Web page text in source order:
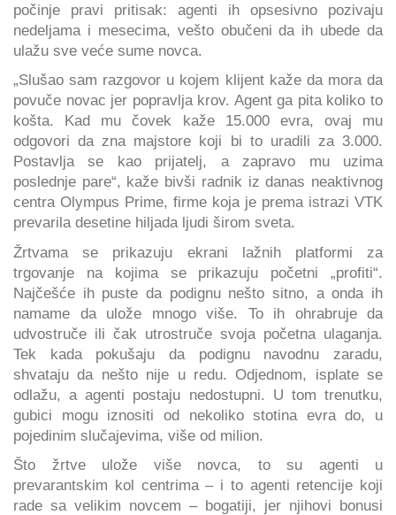
počinje pravi pritisak: agenti ih opsesivno pozivaju
nedeljama i mesecima, vešto obučeni da ih ubede da
ulažu sve veće sume novca.
„Slušao sam razgovor u kojem klijent kaže da mora da
povuče novac jer popravlja krov. Agent ga pita koliko to
košta. Kad mu čovek kaže 15.000 evra, ovaj mu
odgovori da zna majstore koji bi to uradili za 3.000.
Postavlja se kao prijatelj, a zapravo mu uzima
poslednje pare“, kaže bivši radnik iz danas neaktivnog
centra Olympus Prime, firme koja je prema istrazi VTK
prevarila desetine hiljada ljudi širom sveta.
Žrtvama se prikazuju ekrani lažnih platformi za
trgovanje na kojima se prikazuju početni „profiti“.
Najčešće ih puste da podignu nešto sitno, a onda ih
namame da ulože mnogo više. To ih ohrabruje da
udvostruče ili čak utrostruče svoja početna ulaganja.
Tek kada pokušaju da podignu navodnu zaradu,
shvataju da nešto nije u redu. Odjednom, isplate se
odlažu, a agenti postaju nedostupni. U tom trenutku,
gubici mogu iznositi od nekoliko stotina evra do, u
pojedinim slučajevima, više od milion.
Što žrtve ulože više novca, to su agenti u
prevarantskim kol centrima – i to agenti retencije koji
rade sa velikim novcem – bogatiji, jer njihovi bonusi